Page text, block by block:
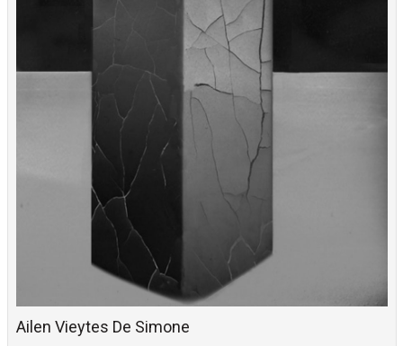
Ailen Vieytes De Simone